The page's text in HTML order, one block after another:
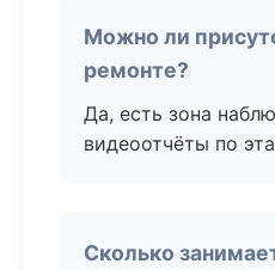
Можно ли
ремонте?
Да, есть зона
видеоотчёты по
Сколько